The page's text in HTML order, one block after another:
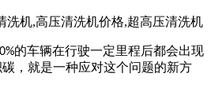
的车辆在行驶一定里程后都会出现
，就是一种应对这个问题的新方